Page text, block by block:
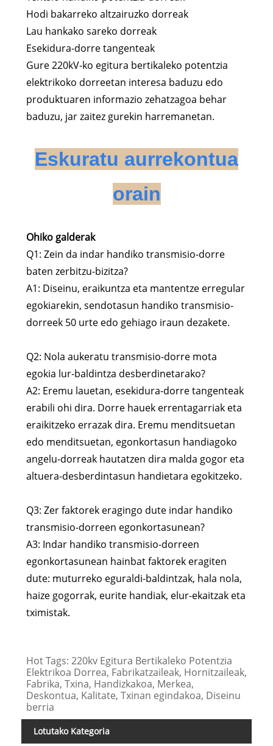
Hodi bakarreko altzairuzko dorreak
Lau hankako sareko dorreak
Esekidura-dorre tangenteak
Gure 220kV-ko egitura bertikaleko potentzia
elektrikoko dorreetan interesa baduzu edo
produktuaren informazio zehatzagoa behar
baduzu, jar zaitez gurekin harremanetan.
Eskuratu aurrekontua
orain
Ohiko galderak
Q1: Zein da indar handiko transmisio-dorre
baten zerbitzu-bizitza?
A1: Diseinu, eraikuntza eta mantentze erregular
egokiarekin, sendotasun handiko transmisio-
dorreek 50 urte edo gehiago iraun dezakete.
Q2: Nola aukeratu transmisio-dorre mota
egokia lur-baldintza desberdinetarako?
A2: Eremu lauetan, esekidura-dorre tangenteak
erabili ohi dira. Dorre hauek errentagarriak eta
eraikitzeko errazak dira. Eremu menditsuetan
edo menditsuetan, egonkortasun handiagoko
angelu-dorreak hautatzen dira malda gogor eta
altuera-desberdintasun handietara egokitzeko.
Q3: Zer faktorek eragingo dute indar handiko
transmisio-dorreen egonkortasunean?
A3: Indar handiko transmisio-dorreen
egonkortasunean hainbat faktorek eragiten
dute: muturreko eguraldi-baldintzak, hala nola,
haize gogorrak, eurite handiak, elur-ekaitzak eta
tximistak.
Hot Tags: 220kv Egitura Bertikaleko Potentzia
Elektrikoa Dorrea, Fabrikatzaileak, Hornitzaileak,
Fabrika, Txina, Handizkakoa, Merkea,
Deskontua, Kalitate, Txinan egindakoa, Diseinu
berria
Lotutako Kategoria